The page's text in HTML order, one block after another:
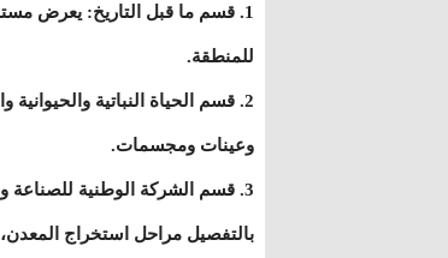
1. قسم ما قبل التاريخ: يعرض
للمنطقة.
2. قسم الحياة النباتية
وعينات ومجسمات.
بالتفصيل مراحل استخراج المعدن،